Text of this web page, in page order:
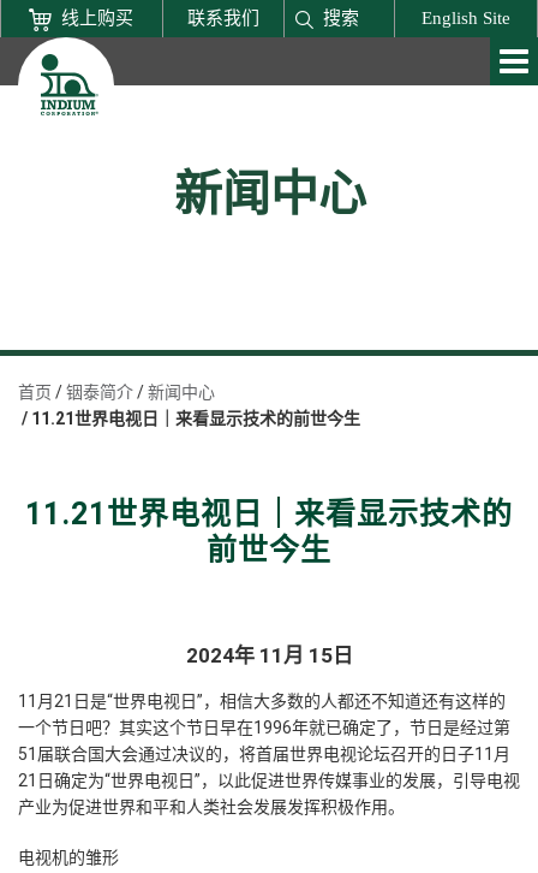
线上购买 联系我们 搜索 English Site
新闻中心
首页 铟泰简介
新闻中心
11.21世界电视日｜来看显示技术的前世今生
11.21世界电视日｜来看显示技术的
前世今生
2024年 11月 15日
11月21日是“世界电视日”，相信大多数的人都还不知道还有这样的
一个节日吧？其实这个节日早在1996年就已确定了，节日是经过第
51届联合国大会通过决议的，将首届世界电视论坛召开的日子11月
21日确定为“世界电视日”，以此促进世界传媒事业的发展，引导电视
产业为促进世界和平和人类社会发展发挥积极作用。
电视机的雏形